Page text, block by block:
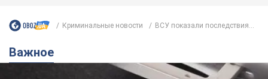
Криминальные новости ВСУ показали последствия...
Важное